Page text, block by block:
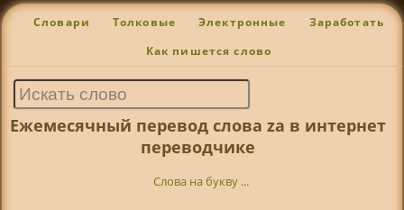
Словари Толковые Электронные Заработать
Как пишется слово
Ежемесячный перевод слова za в интернет
переводчике
Слова на букву ...